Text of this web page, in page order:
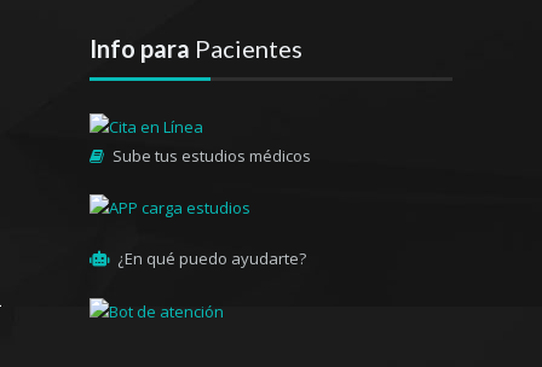
Info para Pacientes
Sube tus estudios médicos
¿En qué puedo ayudarte?